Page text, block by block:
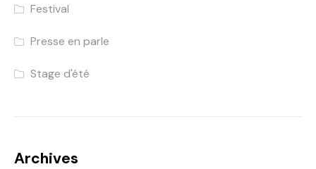
Festival
Presse en parle
Stage d'été
Archives